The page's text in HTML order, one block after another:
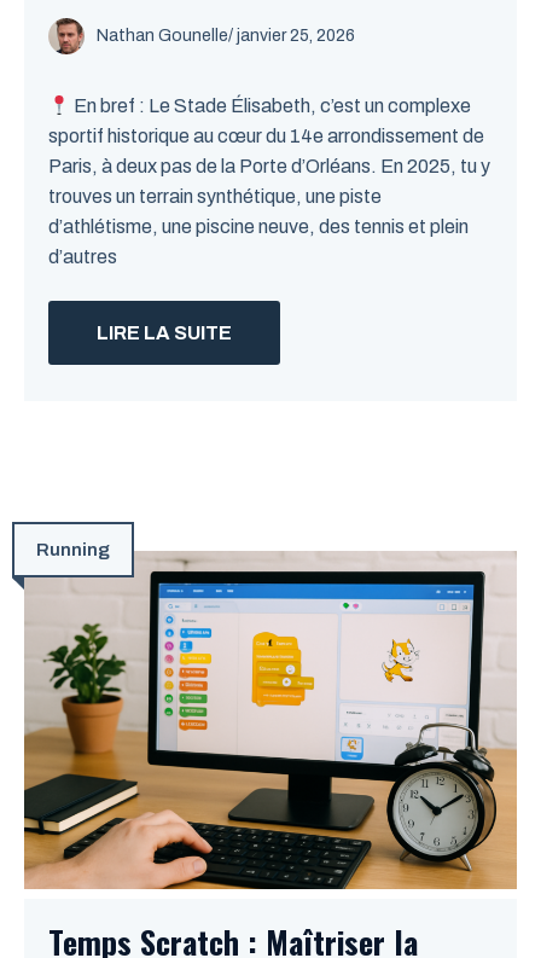
Nathan Gounelle/ janvier 25, 2026
En bref : Le Stade Élisabeth, c’est un complexe
sportif historique au cœur du 14e arrondissement de
Paris, à deux pas de la Porte d’Orléans. En 2025, tu y
trouves un terrain synthétique, une piste
d’athlétisme, une piscine neuve, des tennis et plein
d’autres
LIRE LA SUITE
Running
Temps Scratch : Maîtriser la